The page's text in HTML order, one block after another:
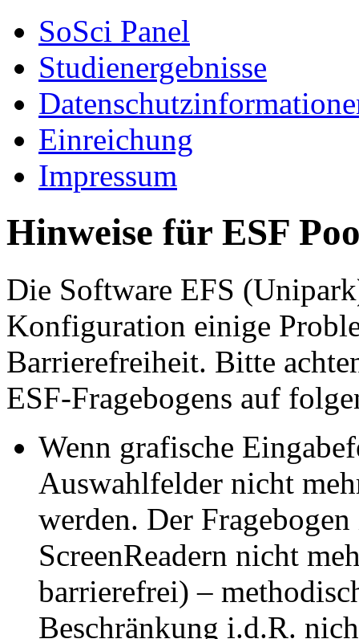
SoSci Panel
Studienergebnisse
Einreichung
Impressum
Hinweise für ESF
Die Software EFS
Konfiguration einige
Barrierefreiheit. Bitte
ESF-Fragebogens auf
Wenn grafische
Auswahlfelder nicht
werden. Der
ScreenReadern nicht
barrierefrei) –
Beschränkung i.d.R.